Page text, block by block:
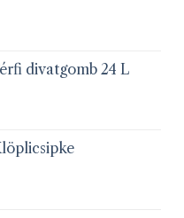
divatgomb 24 L